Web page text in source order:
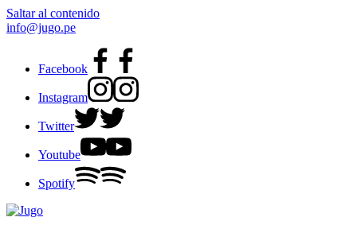
Saltar al contenido
info@jugo.pe
Facebook
Instagram
Twitter
Youtube
Spotify